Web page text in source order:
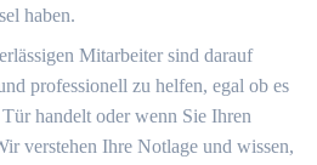
haben.
Mitarbeiter sind darauf
professionell zu helfen, egal ob es
handelt oder wenn Sie Ihren
verstehen Ihre Notlage und wissen,